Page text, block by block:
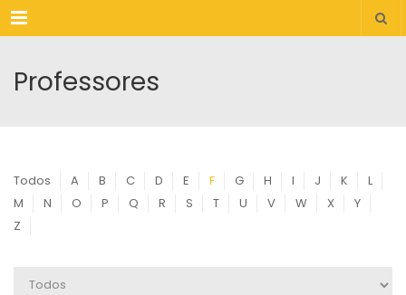
Menu
Professores
Todos A B C D E F G H I J K
L
M
N O P Q R S T U V W X
Y
Z